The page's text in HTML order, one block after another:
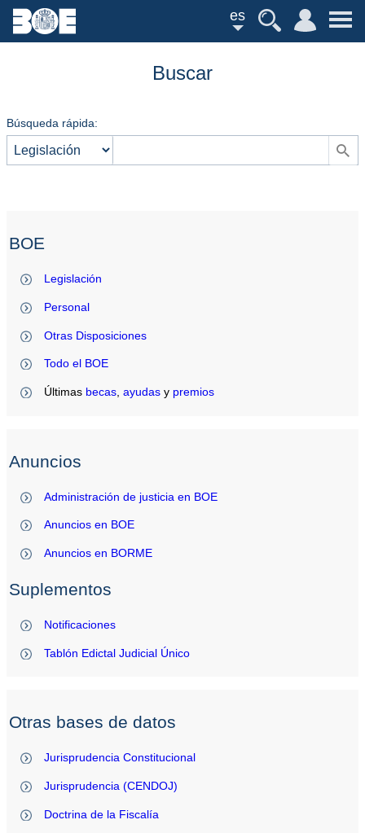
es
Buscar
Búsqueda rápida:
BOE
Legislación
Personal
Otras Disposiciones
Todo el BOE
Últimas becas ,ayudas y premios
Anuncios
Administración de justicia en BOE
Anuncios en BOE
Anuncios en BORME
Suplementos
Notificaciones
Tablón Edictal Judicial Único
Otras bases de datos
Jurisprudencia Constitucional
Jurisprudencia (CENDOJ)
Doctrina de la Fiscalía